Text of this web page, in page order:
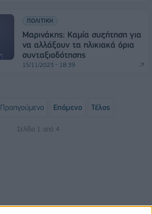
ΠΟΛΙΤΙΚΗ
Μαρινάκης: Καμία συζήτηση για
να αλλάξουν τα ηλικιακά όρια
συνταξιοδότησης
15/11/2023 - 18:39
Προηγούμενο Επόμενο Τέλος
Σελίδα 1 από 4